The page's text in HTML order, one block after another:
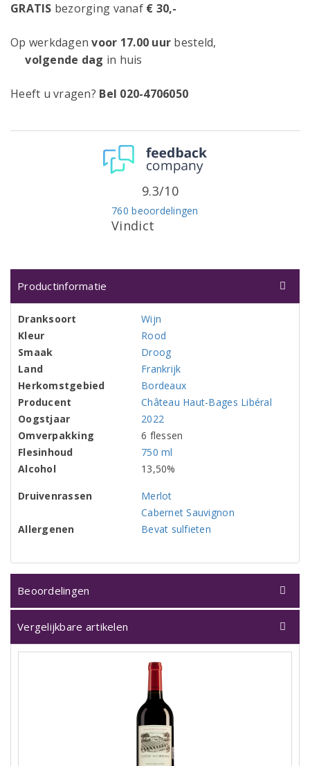
GRATIS bezorging vanaf € 30,-
Op werkdagenvoor 17.00 uur besteld,
volgende dag in huis
Heeft u vragen? Bel 020-4706050
Vindict
760 beoordelingen
9.3/10
Productinformatie
Dranksoort
Wijn
Kleur
Rood
Smaak
Droog
Land
Frankrijk
Herkomstgebied
Bordeaux
Producent
Château Haut-Bages Libéral
Oogstjaar
2022
Omverpakking
6 flessen
Flesinhoud
750 ml
Alcohol
13,50%
Druivenrassen
Merlot
Cabernet Sauvignon
Allergenen
Bevat sulfieten
Beoordelingen
Vergelijkbare artikelen